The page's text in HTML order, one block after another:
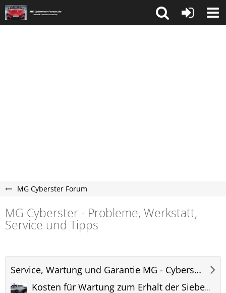
MG Cyberster Forum
MG Cyberster - Probleme, Werkstatt,
Service und Tipps
Service, Wartung und Garantie MG - Cyberster Forum
Kosten für Wartung zum Erhalt der Siebenjährigen Garantie